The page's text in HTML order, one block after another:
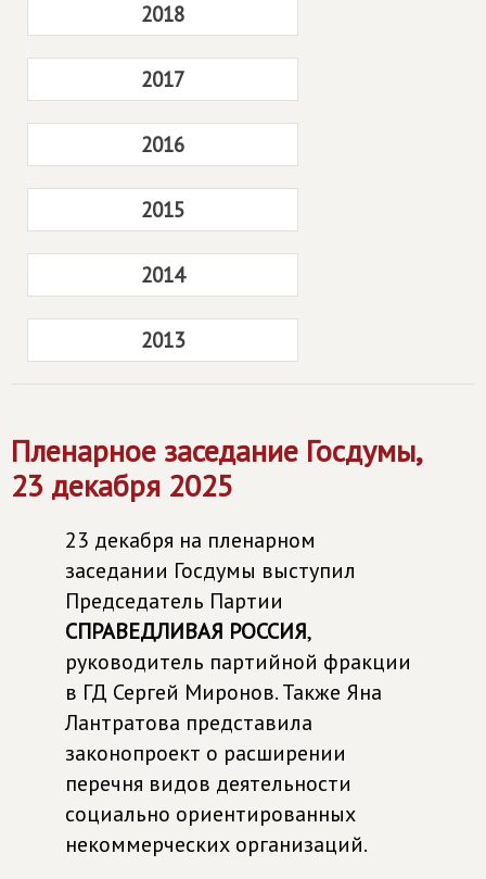
2018
2017
2016
2015
2014
2013
Пленарное заседание Госдумы,
23 декабря 2025
23 декабря на пленарном
заседании Госдумы выступил
Председатель Партии
СПРАВЕДЛИВАЯ РОССИЯ,
руководитель партийной фракции
в ГД Сергей Миронов. Также Яна
Лантратова представила
законопроект о расширении
перечня видов деятельности
социально ориентированных
некоммерческих организаций.